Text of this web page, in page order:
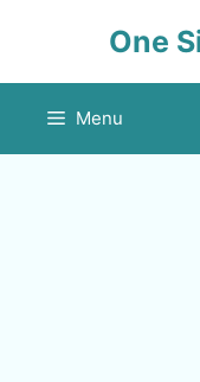
One
Menu